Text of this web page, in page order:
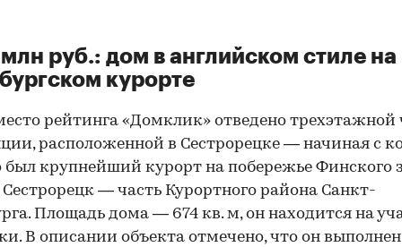
руб.: дом в английском стиле на
курорте
рейтинга «Домклик» отведено трехэтажной
расположенной в Сестрорецке — начиная с
был крупнейший курорт на побережье Финского
Сестрорецк — часть Курортного района Санкт-
Площадь дома — 674 кв. м, он находится на
В описании объекта отмечено, что он